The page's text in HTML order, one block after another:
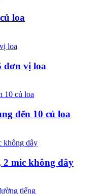
loa
đơn vị loa
đến 10 củ loa
2 mic không dây